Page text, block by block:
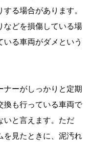
る場合があります。
などを損傷している場
る車両がダメという
ナーがしっかりと定期
換も行っている車両で
いと言えます。ただ
を見たときに、泥汚れ